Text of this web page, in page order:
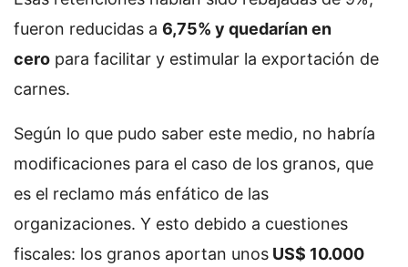
fueron reducidas a 6,75% y quedarían en
cero para facilitar y estimular la exportación de
carnes.
Según lo que pudo saber este medio, no habría
modificaciones para el caso de los granos, que
es el reclamo más enfático de las
organizaciones. Y esto debido a cuestiones
fiscales: los granos aportan unos US$ 10.000